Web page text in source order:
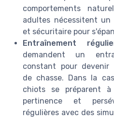
comportements
adultes nécessitent
et sécuritaire pour
Entraînement
demandent un
constant pour devenir
de chasse. Dans la
chiots se préparent
pertinence et
régulières avec des